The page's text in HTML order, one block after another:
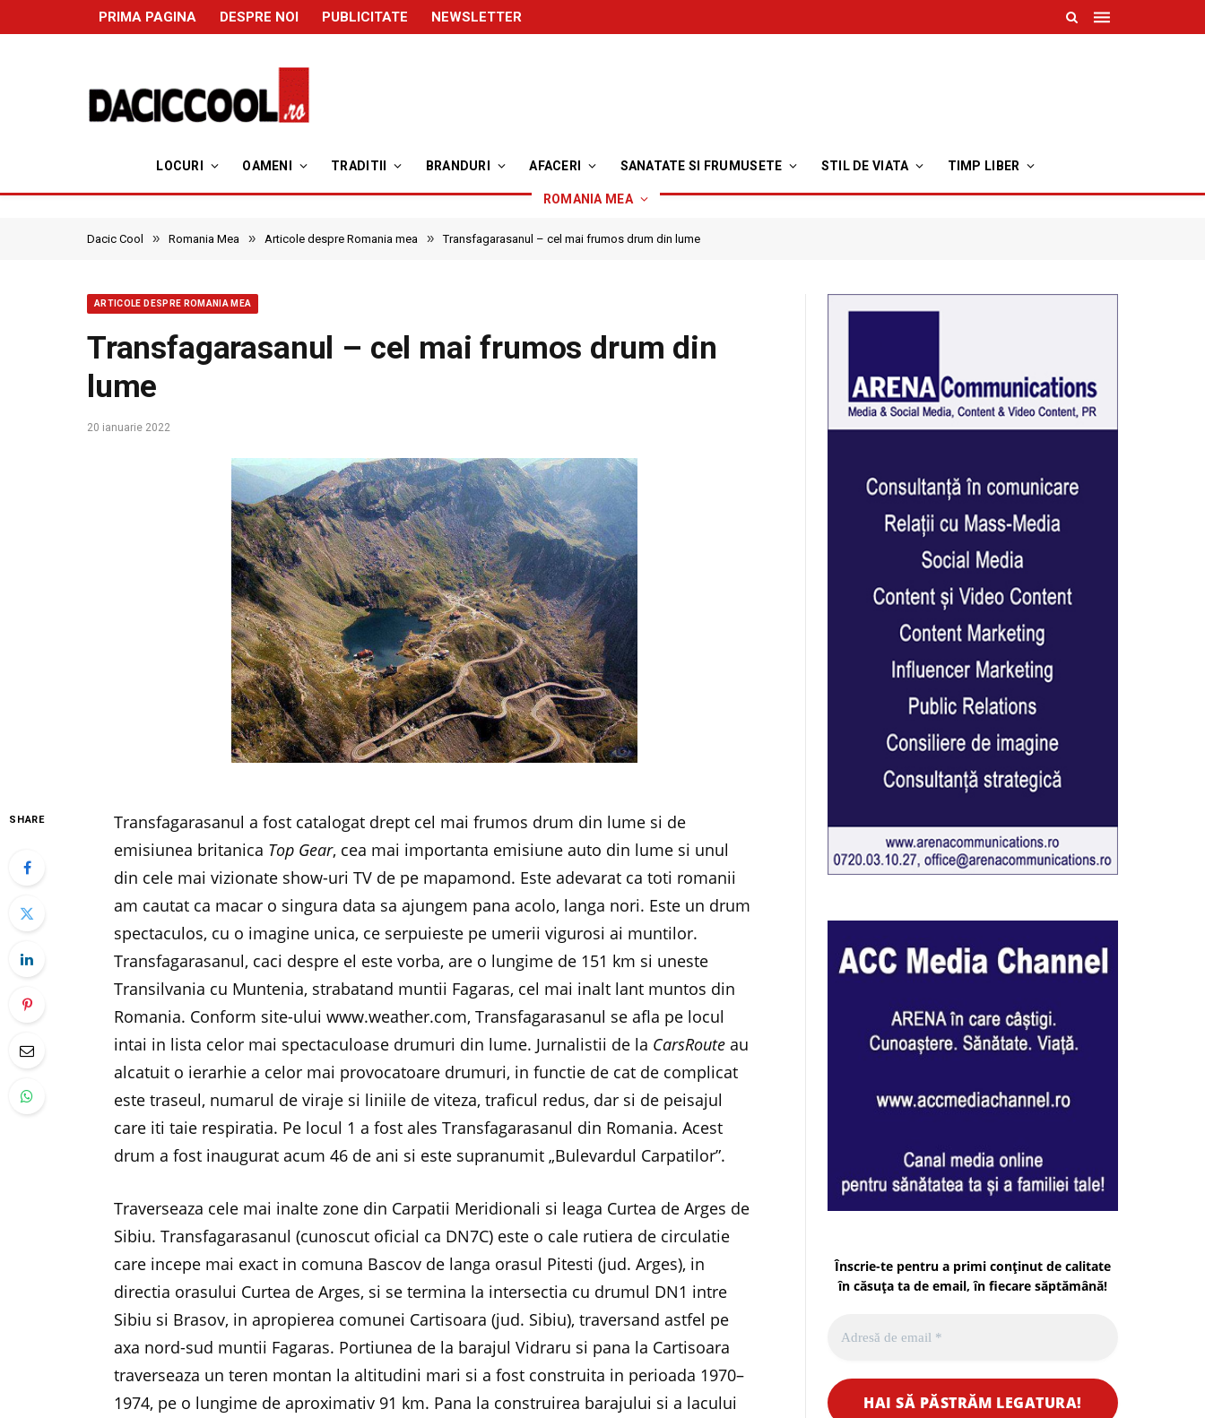
PRIMA PAGINA DESPRE NOI PUBLICITATE NEWSLETTER
LOCURI OAMENI TRADITII BRANDURI AFACERI SANATATE SI FRUMUSETE STIL DE VIATA TIMP LIBER
ROMANIA MEA
Dacic Cool » Romania Mea » Articole despre Romania mea » Transfagarasanul – cel mai frumos drum din lume
ARTICOLE DESPRE ROMANIA MEA
Transfagarasanul – cel mai frumos drum din
lume
20 ianuarie 2022
SHARE
Transfagarasanul a fost catalogat drept cel mai frumos drum din lume si de
emisiunea britanica Top Gear, cea mai importanta emisiune auto din lume si unul
din cele mai vizionate show-uri TV de pe mapamond. Este adevarat ca toti romanii
am cautat ca macar o singura data sa ajungem pana acolo, langa nori. Este un drum
spectaculos, cu o imagine unica, ce serpuieste pe umerii vigurosi ai muntilor.
Transfagarasanul, caci despre el este vorba, are o lungime de 151 km si uneste
Transilvania cu Muntenia, strabatand muntii Fagaras, cel mai inalt lant muntos din
Romania. Conform site-ului www.weather.com, Transfagarasanul se afla pe locul
intai in lista celor mai spectaculoase drumuri din lume. Jurnalistii de la CarsRoute au
alcatuit o ierarhie a celor mai provocatoare drumuri, in functie de cat de complicat
este traseul, numarul de viraje si liniile de viteza, traficul redus, dar si de peisajul
care iti taie respiratia. Pe locul 1 a fost ales Transfagarasanul din Romania. Acest
drum a fost inaugurat acum 46 de ani si este supranumit „Bulevardul Carpatilor”.
Traverseaza cele mai inalte zone din Carpatii Meridionali si leaga Curtea de Arges de
Sibiu. Transfagarasanul (cunoscut oficial ca DN7C) este o cale rutiera de circulatie
care incepe mai exact in comuna Bascov de langa orasul Pitesti (jud. Arges), in
directia orasului Curtea de Arges, si se termina la intersectia cu drumul DN1 intre
Sibiu si Brasov, in apropierea comunei Cartisoara (jud. Sibiu), traversand astfel pe
axa nord-sud muntii Fagaras. Portiunea de la barajul Vidraru si pana la Cartisoara
traverseaza un teren montan la altitudini mari si a fost construita in perioada 1970–
1974, pe o lungime de aproximativ 91 km. Pana la construirea barajului si a lacului
Înscrie-te pentru a primi conținut de calitate
în căsuța ta de email, în fiecare săptămână!